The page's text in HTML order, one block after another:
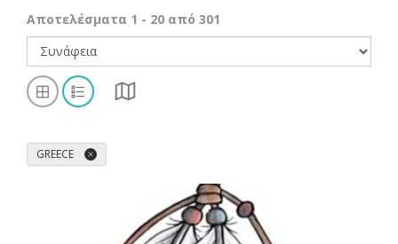
Αποτελέσματα 1 - 20 από 301
GREECE